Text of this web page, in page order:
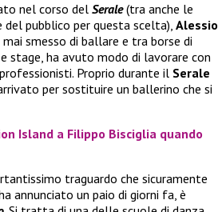
nel corso del Serale(tra anche le
del pubblico per questa scelta), Alessio
mai smesso di ballare e tra borse di
stage, ha avuto modo di lavorare con
Proprio durante il Serale
per sostituire un ballerino che si
Island a Filippo Bisciglia quando
traguardo che sicuramente
annunciato un paio di giorni fa, è